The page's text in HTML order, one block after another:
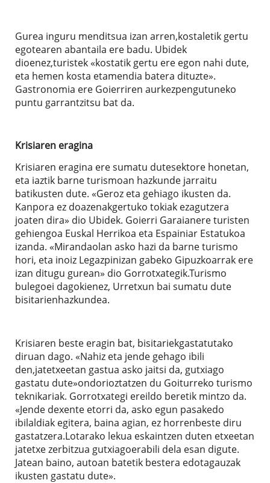
Gurea inguru menditsua izan arren,kostaletik gertu
egotearen abantaila ere badu. Ubidek
dioenez,turistek «kostatik gertu ere egon nahi dute,
eta hemen kosta etamendia batera dituzte».
Gastronomia ere Goierriren aurkezpengutuneko
puntu garrantzitsu bat da.
Krisiaren eragina
Krisiaren eragina ere sumatu dutesektore honetan,
eta iaztik barne turismoan hazkunde jarraitu
batikusten dute. «Geroz eta gehiago ikusten da.
Kanpora ez doazenakgertuko tokiak ezagutzera
joaten dira» dio Ubidek. Goierri Garaianere turisten
gehiengoa Euskal Herrikoa eta Espainiar Estatukoa
izanda. «Mirandaolan asko hazi da barne turismo
hori, eta inoiz Legazpinizan gabeko Gipuzkoarrak ere
izan ditugu gurean» dio Gorrotxategik.Turismo
bulegoei dagokienez, Urretxun bai sumatu dute
bisitarienhazkundea.
Krisiaren beste eragin bat, bisitariekgastatutako
diruan dago. «Nahiz eta jende gehago ibili
den,jatetxeetan gastua asko jaitsi da, gutxiago
gastatu dute»ondorioztatzen du Goiturreko turismo
teknikariak. Gorrotxategi ereildo beretik mintzo da.
«Jende dexente etorri da, asko egun pasakedo
ibilaldiak egitera, baina agian, ez horrenbeste diru
gastatzera.Lotarako lekua eskaintzen duten etxeetan
jatetxe zerbitzua gutxiagoerabili dela esan digute.
Jatean baino, autoan batetik bestera edotagauzak
ikusten gastatu dute».